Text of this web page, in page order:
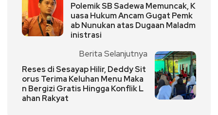
Polemik SB Sadewa Memuncak, K
uasa Hukum Ancam Gugat Pemk
ab Nunukan atas Dugaan Maladm
inistrasi
Berita Selanjutnya
Reses di Sesayap Hilir, Deddy Sit
orus Terima Keluhan Menu Maka
n Bergizi Gratis Hingga Konflik L
ahan Rakyat